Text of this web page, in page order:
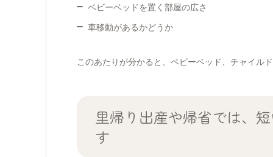
ベビーベッドを置く部屋の広さ
車移動があるかどうか
このあたりが分かると、ベビーベッド、チャイル
里帰り出産や帰省では、
す